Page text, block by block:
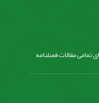
تمامی مقالات فصلنامه